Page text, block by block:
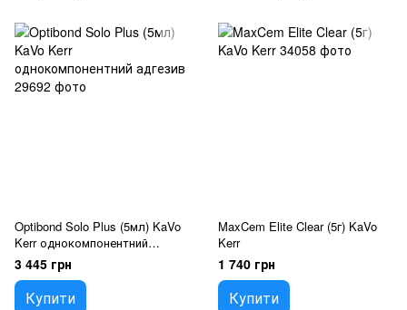
Optibond Solo Plus (5мл) KaVo
Kerr однокомпонентний
адгезив
3 445 грн
Купити
MaxCem Elite Clear (5г) KaVo
Kerr
1 740 грн
Купити